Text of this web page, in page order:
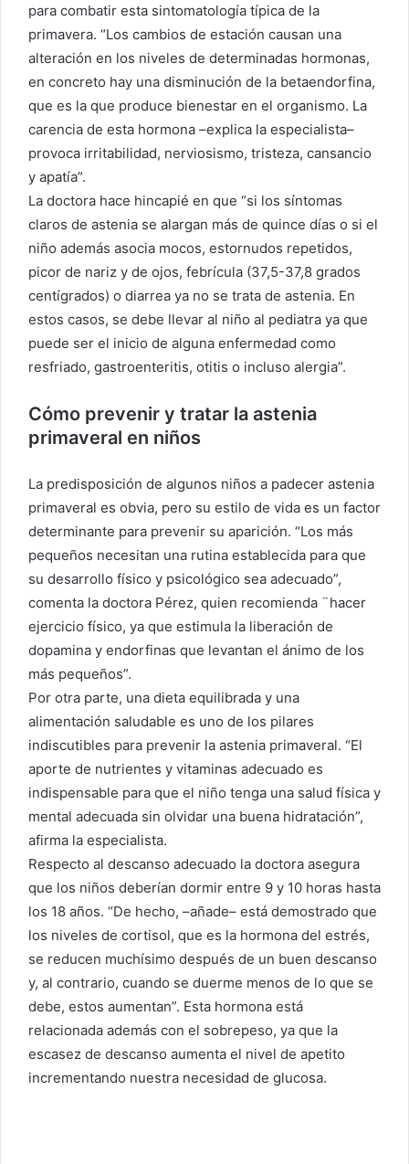
para combatir esta sintomatología típica de la
primavera. “Los cambios de estación causan una
alteración en los niveles de determinadas hormonas,
en concreto hay una disminución de la betaendorfina,
que es la que produce bienestar en el organismo. La
carencia de esta hormona –explica la especialista–
provoca irritabilidad, nerviosismo, tristeza, cansancio
y apatía”.
La doctora hace hincapié en que “si los síntomas
claros de astenia se alargan más de quince días o si el
niño además asocia mocos, estornudos repetidos,
picor de nariz y de ojos, febrícula (37,5-37,8 grados
centígrados) o diarrea ya no se trata de astenia. En
estos casos, se debe llevar al niño al pediatra ya que
puede ser el inicio de alguna enfermedad como
resfriado, gastroenteritis, otitis o incluso alergia”.
Cómo prevenir y tratar la astenia
primaveral en niños
La predisposición de algunos niños a padecer astenia
primaveral es obvia, pero su estilo de vida es un factor
determinante para prevenir su aparición. “Los más
pequeños necesitan una rutina establecida para que
su desarrollo físico y psicológico sea adecuado”,
comenta la doctora Pérez, quien recomienda ¨hacer
ejercicio físico, ya que estimula la liberación de
dopamina y endorfinas que levantan el ánimo de los
más pequeños”.
Por otra parte, una dieta equilibrada y una
alimentación saludable es uno de los pilares
indiscutibles para prevenir la astenia primaveral. “El
aporte de nutrientes y vitaminas adecuado es
indispensable para que el niño tenga una salud física y
mental adecuada sin olvidar una buena hidratación”,
afirma la especialista.
Respecto al descanso adecuado la doctora asegura
que los niños deberían dormir entre 9 y 10 horas hasta
los 18 años. “De hecho, –añade– está demostrado que
los niveles de cortisol, que es la hormona del estrés,
se reducen muchísimo después de un buen descanso
y, al contrario, cuando se duerme menos de lo que se
debe, estos aumentan”. Esta hormona está
relacionada además con el sobrepeso, ya que la
escasez de descanso aumenta el nivel de apetito
incrementando nuestra necesidad de glucosa.